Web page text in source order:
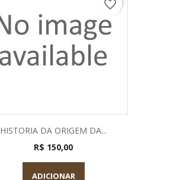
HISTORIA DA ORIGEM DA...
R$ 150,00
ADICIONAR
favorite_border